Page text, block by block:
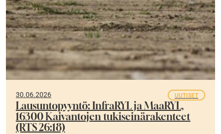
30.06.2026 UUTISET
Lausuntopyyntö: InfraRYL ja MaaRYL,
16300 Kaivantojen tukiseinärakenteet
(RTS 26:18)